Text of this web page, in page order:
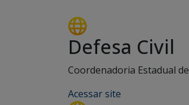
Defesa Civil
Coordenadoria Estadual
Acessar site